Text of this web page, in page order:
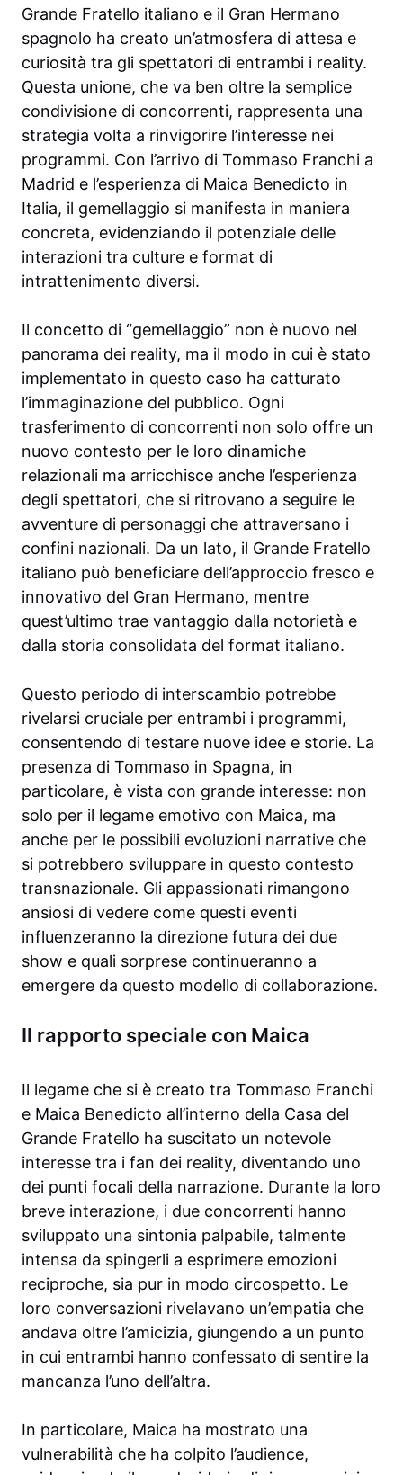
Grande Fratello italiano e il Gran Hermano
spagnolo ha creato un’atmosfera di attesa e
curiosità tra gli spettatori di entrambi i reality.
Questa unione, che va ben oltre la semplice
condivisione di concorrenti, rappresenta una
strategia volta a rinvigorire l’interesse nei
programmi. Con l’arrivo di Tommaso Franchi a
Madrid e l’esperienza di Maica Benedicto in
Italia, il gemellaggio si manifesta in maniera
concreta, evidenziando il potenziale delle
interazioni tra culture e format di
intrattenimento diversi.
Il concetto di “gemellaggio” non è nuovo nel
panorama dei reality, ma il modo in cui è stato
implementato in questo caso ha catturato
l’immaginazione del pubblico. Ogni
trasferimento di concorrenti non solo offre un
nuovo contesto per le loro dinamiche
relazionali ma arricchisce anche l’esperienza
degli spettatori, che si ritrovano a seguire le
avventure di personaggi che attraversano i
confini nazionali. Da un lato, il Grande Fratello
italiano può beneficiare dell’approccio fresco e
innovativo del Gran Hermano, mentre
quest’ultimo trae vantaggio dalla notorietà e
dalla storia consolidata del format italiano.
Questo periodo di interscambio potrebbe
rivelarsi cruciale per entrambi i programmi,
consentendo di testare nuove idee e storie. La
presenza di Tommaso in Spagna, in
particolare, è vista con grande interesse: non
solo per il legame emotivo con Maica, ma
anche per le possibili evoluzioni narrative che
si potrebbero sviluppare in questo contesto
transnazionale. Gli appassionati rimangono
ansiosi di vedere come questi eventi
influenzeranno la direzione futura dei due
show e quali sorprese continueranno a
emergere da questo modello di collaborazione.
Il rapporto speciale con Maica
Il legame che si è creato tra Tommaso Franchi
e Maica Benedicto all’interno della Casa del
Grande Fratello ha suscitato un notevole
interesse tra i fan dei reality, diventando uno
dei punti focali della narrazione. Durante la loro
breve interazione, i due concorrenti hanno
sviluppato una sintonia palpabile, talmente
intensa da spingerli a esprimere emozioni
reciproche, sia pur in modo circospetto. Le
loro conversazioni rivelavano un’empatia che
andava oltre l’amicizia, giungendo a un punto
in cui entrambi hanno confessato di sentire la
mancanza l’uno dell’altra.
In particolare, Maica ha mostrato una
vulnerabilità che ha colpito l’audience,